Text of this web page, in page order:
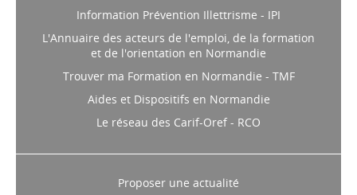
Information Prévention Illettrisme - IPI
L'Annuaire des acteurs de l'emploi, de la formation
et de l'orientation en Normandie
Trouver ma Formation en Normandie - TMF
Aides et Dispositifs en Normandie
Le réseau des Carif-Oref - RCO
Proposer une actualité